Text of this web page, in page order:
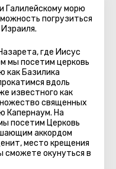
Галилейскому морю
погрузиться
где Иисус
мы посетим церковь
как Базилика
вдоль
известного как
священных
Капернаум. На
посетим Церковь
аккордом
место крещения
сможете окунуться в